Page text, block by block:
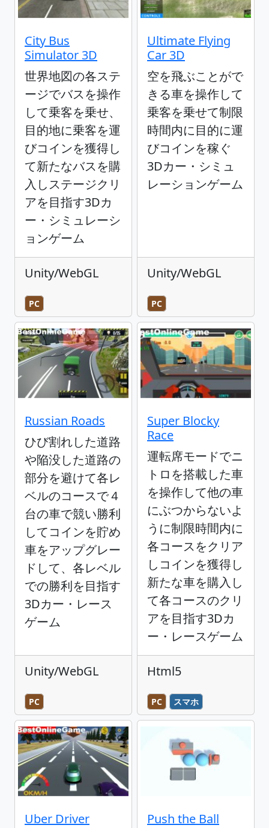
City Bus
Simulator 3D
世界地図の各ステ
ージでバスを操作
して乗客を乗せ、
目的地に乗客を運
びコインを獲得し
て新たなバスを購
入しステージクリ
アを目指す3Dカ
ー・シミュレーシ
ョンゲーム
Unity/WebGL
PC
Ultimate Flying
Car 3D
空を飛ぶことがで
きる車を操作して
乗客を乗せて制限
時間内に目的に運
びコインを稼ぐ
3Dカー・シミュ
レーションゲーム
Unity/WebGL
PC
Russian Roads
ひび割れした道路
や陥没した道路の
部分を避けて各レ
ベルのコースで４
台の車で競い勝利
してコインを貯め
車をアップグレー
ドして、各レベル
での勝利を目指す
3Dカー・レース
ゲーム
Unity/WebGL
PC
Super Blocky
Race
運転席モードでニ
トロを搭載した車
を操作して他の車
にぶつからないよ
うに制限時間内に
各コースをクリア
しコインを獲得し
新たな車を購入し
て各コースのクリ
アを目指す3Dカ
ー・レースゲーム
Html5
PC スマホ
Uber Driver
Push the Ball